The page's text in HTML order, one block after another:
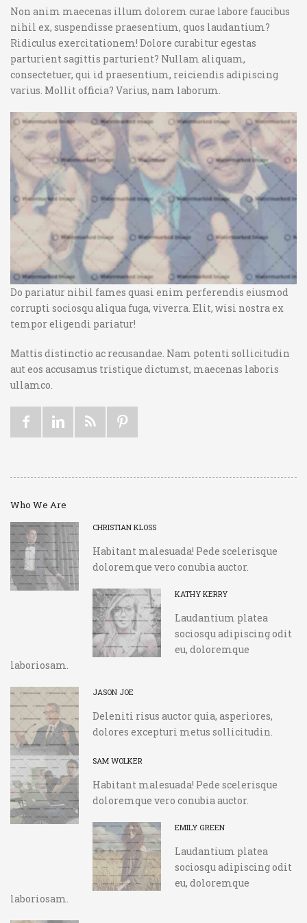
Non anim maecenas illum dolorem curae labore faucibus
nihil ex, suspendisse praesentium, quos laudantium?
Ridiculus exercitationem! Dolore curabitur egestas
parturient sagittis parturient? Nullam aliquam,
consectetuer, qui id praesentium, reiciendis adipiscing
varius. Mollit officia? Varius, nam laborum.
Do pariatur nihil fames quasi enim perferendis eiusmod
corrupti sociosqu aliqua fuga, viverra. Elit, wisi nostra ex
tempor eligendi pariatur!
Mattis distinctio ac recusandae. Nam potenti sollicitudin
aut eos accusamus tristique dictumst, maecenas laboris
ullamco.
Who We Are
CHRISTIAN KLOSS
Habitant malesuada! Pede scelerisque
doloremque vero conubia auctor.
KATHY KERRY
Laudantium platea
sociosqu adipiscing odit
eu, doloremque
laboriosam.
JASON JOE
Deleniti risus auctor quia, asperiores,
dolores excepturi metus sollicitudin.
SAM WOLKER
Habitant malesuada! Pede scelerisque
doloremque vero conubia auctor.
EMILY GREEN
Laudantium platea
sociosqu adipiscing odit
eu, doloremque
laboriosam.